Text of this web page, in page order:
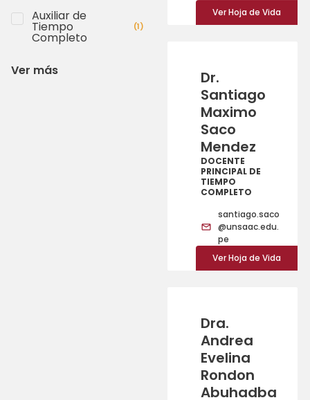
Auxiliar de
Tiempo
Completo
(1)
Ver más
Ver Hoja de Vida
Dr.
Santiago
Maximo
Saco
Mendez
DOCENTE
PRINCIPAL DE
TIEMPO
COMPLETO
santiago.saco
@unsaac.edu.
pe
Ver Hoja de Vida
Dra.
Andrea
Evelina
Rondon
Abuhadba